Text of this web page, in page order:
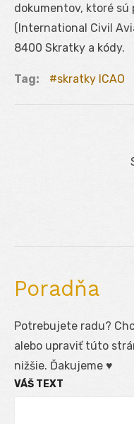
dokumentov, ktoré sú
(International Civil
8400 Skratky a kódy.
Tag: skratky ICAO
Poradňa
Potrebujete radu?
alebo upraviť túto
nižšie. Ďakujeme ♥
VÁŠ TEXT